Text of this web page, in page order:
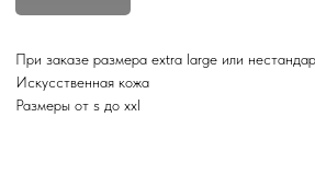
При заказе размера extra large или
Искусственная кожа
Размеры от s до xxl